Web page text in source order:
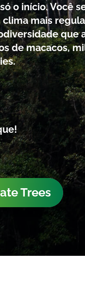
o início. Você
mais
que
de macacos,
Trees